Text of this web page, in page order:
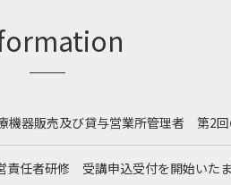
機器販売及び貸与営業所管理者 第2
責任者研修 受講申込受付を開始いた